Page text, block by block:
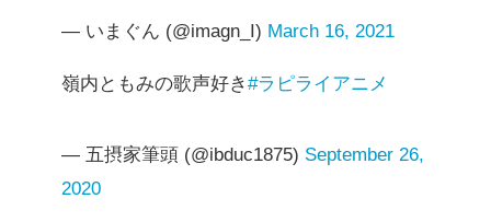
— いまぐん (@imagn_I) March 16, 2021
嶺内ともみの歌声好き#ラピライアニメ
— 五摂家筆頭 (@ibduc1875) September 26,
2020